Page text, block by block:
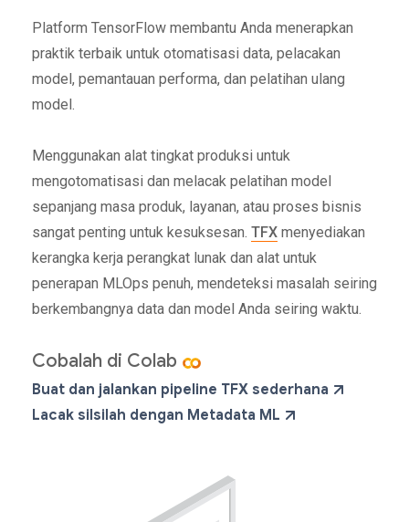
Platform TensorFlow membantu Anda menerapkan
praktik terbaik untuk otomatisasi data, pelacakan
model, pemantauan performa, dan pelatihan ulang
model.
Menggunakan alat tingkat produksi untuk
mengotomatisasi dan melacak pelatihan model
sepanjang masa produk, layanan, atau proses bisnis
sangat penting untuk kesuksesan. TFX menyediakan
kerangka kerja perangkat lunak dan alat untuk
penerapan MLOps penuh, mendeteksi masalah seiring
berkembangnya data dan model Anda seiring waktu.
Cobalah di Colab
Buat dan jalankan pipeline TFX sederhana
Lacak silsilah dengan Metadata ML